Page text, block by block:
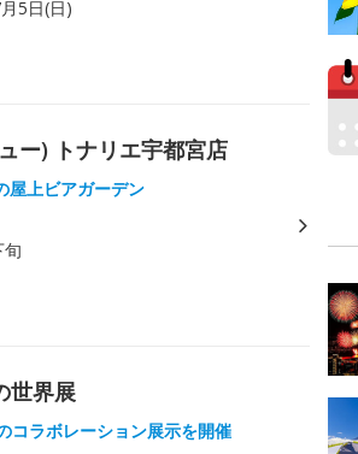
5日(日)
ー) トナリエ宇都宮店
屋上ビアガーデン
界展
コラボレーション展示を開催